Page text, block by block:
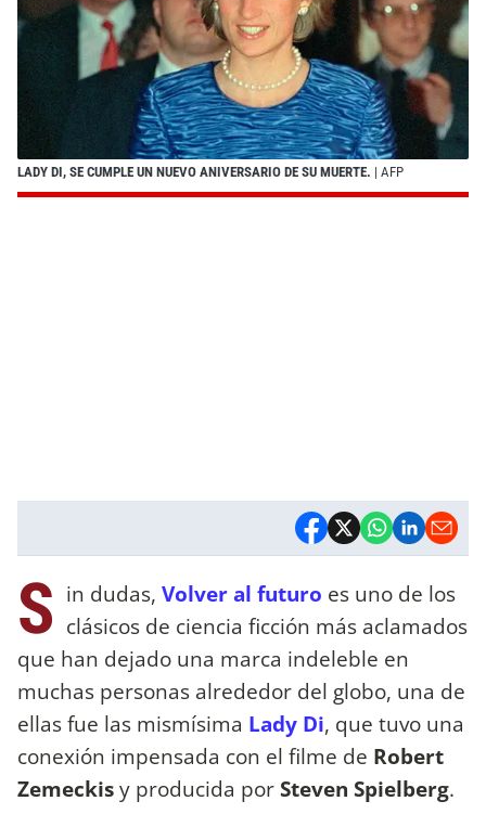
LADY DI, SE CUMPLE UN NUEVO ANIVERSARIO DE SU MUERTE. | AFP
S in dudas, Volver al futuro es uno de los
clásicos de ciencia ficción más aclamados
que han dejado una marca indeleble en
muchas personas alrededor del globo, una de
ellas fue las mismísima Lady Di, que tuvo una
conexión impensada con el filme de Robert
Zemeckisy producida porSteven Spielberg.